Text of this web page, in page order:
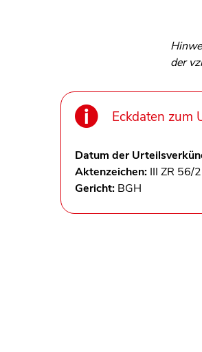
der
Eckdaten zum
Datum der
Aktenzeichen: III ZR 56/
Gericht: BGH